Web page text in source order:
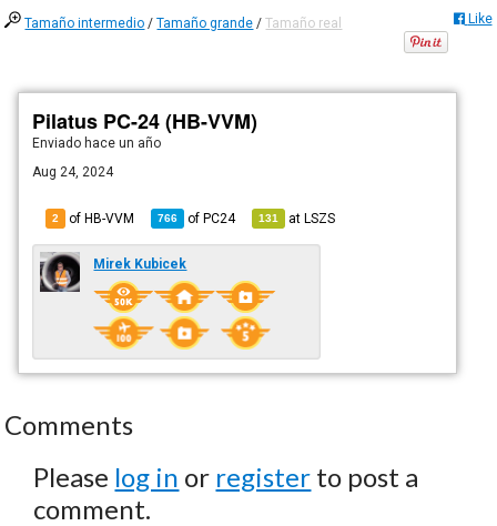
Tamaño intermedio /Tamaño grande /Tamaño real Like
Pilatus PC-24 (HB-VVM)
Enviado hace un año
Aug 24, 2024
2 of HB-VVM 766 ofPC24 131 atLSZS
Mirek Kubicek
Comments
Please log in or register to post a
comment.